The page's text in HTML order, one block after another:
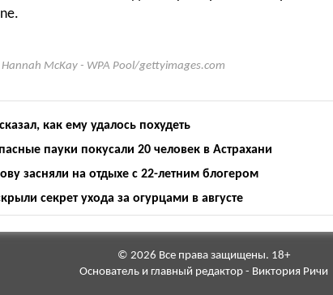
Hannah McKay - WPA Pool/gettyimages.com
как ему удалось похудеть
пауки покусали 20 человек в Астрахани
засняли на отдыхе с 22-летним блогером
секрет ухода за огурцами в августе
© 2026 Все права защищены. 18+
Основатель и главный редактор - Виктория Ричи